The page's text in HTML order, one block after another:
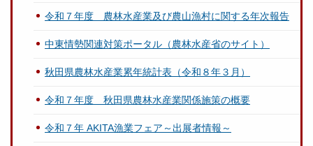
令和７年度 農林水産業及び農山漁村に関する年次報告
中東情勢関連対策ポータル（農林水産省のサイト）
秋田県農林水産業累年統計表（令和８年３月）
令和７年度 秋田県農林水産業関係施策の概要
令和７年 AKITA漁業フェア～出展者情報～